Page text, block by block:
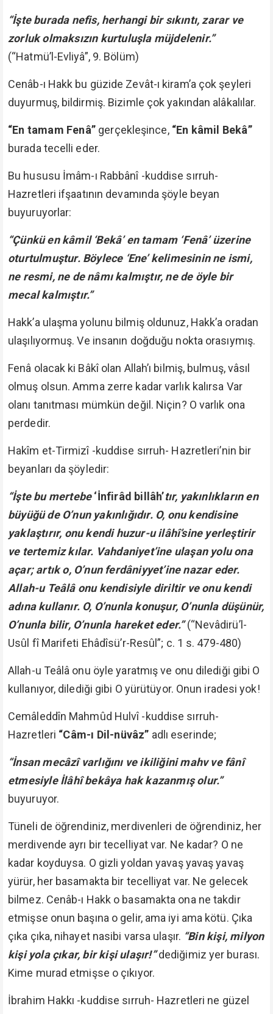
“İşte burada nefis, herhangi bir sıkıntı, zarar ve
zorluk olmaksızın kurtuluşla müjdelenir.”
(“Hatmü’l-Evliyâ”, 9. Bölüm)
Cenâb-ı Hakk bu güzide Zevât-ı kiram’a çok şeyleri
duyurmuş, bildirmiş. Bizimle çok yakından alâkalılar.
“En tamam Fenâ” gerçekleşince, “En kâmil Bekâ”
burada tecelli eder.
Bu hususu İmâm-ı Rabbânî -kuddise sırruh-
Hazretleri ifşaatının devamında şöyle beyan
buyuruyorlar:
“Çünkü en kâmil ‘Bekâ’ en tamam ‘Fenâ’ üzerine
oturtulmuştur. Böylece ‘Ene’ kelimesinin ne ismi,
ne resmi, ne de nâmı kalmıştır, ne de öyle bir
mecal kalmıştır.”
Hakk’a ulaşma yolunu bilmiş oldunuz, Hakk’a oradan
ulaşılıyormuş. Ve insanın doğduğu nokta orasıymış.
Fenâ olacak ki Bâkî olan Allah’ı bilmiş, bulmuş, vâsıl
olmuş olsun. Amma zerre kadar varlık kalırsa Var
olanı tanıtması mümkün değil. Niçin? O varlık ona
perdedir.
Hakîm et-Tirmizî -kuddise sırruh- Hazretleri’nin bir
beyanları da şöyledir:
“İşte bu mertebe‘İnfirâd billâh’tır, yakınlıkların en
büyüğü de O’nun yakınlığıdır. O, onu kendisine
yaklaştırır, onu kendi huzur-u ilâhî’sine yerleştirir
ve tertemiz kılar. Vahdaniyet’ine ulaşan yolu ona
açar; artık o, O’nun ferdâniyyet’ine nazar eder.
Allah-u Teâlâ onu kendisiyle diriltir ve onu kendi
adına kullanır. O, O’nunla konuşur, O’nunla düşünür,
O’nunla bilir, O’nunla hareket eder.”(“Nevâdirü’l-
Usûl fî Marifeti Ehâdîsü’r-Resûl”; c. 1 s. 479-480)
Allah-u Teâlâ onu öyle yaratmış ve onu dilediği gibi O
kullanıyor, dilediği gibi O yürütüyor. Onun iradesi yok!
Cemâleddîn Mahmûd Hulvî -kuddise sırruh-
Hazretleri “Câm-ı Dil-nüvâz” adlı eserinde;
“İnsan mecâzî varlığını ve ikiliğini mahv ve fânî
etmesiyle İlâhî bekâya hak kazanmış olur.”
buyuruyor.
Tüneli de öğrendiniz, merdivenleri de öğrendiniz, her
merdivende ayrı bir tecelliyat var. Ne kadar? O ne
kadar koyduysa. O gizli yoldan yavaş yavaş yavaş
yürür, her basamakta bir tecelliyat var. Ne gelecek
bilmez. Cenâb-ı Hakk o basamakta ona ne takdir
etmişse onun başına o gelir, ama iyi ama kötü. Çıka
çıka çıka, nihayet nasibi varsa ulaşır. “Bin kişi, milyon
kişi yola çıkar, bir kişi ulaşır!”dediğimiz yer burası.
Kime murad etmişse o çıkıyor.
İbrahim Hakkı -kuddise sırruh- Hazretleri ne güzel